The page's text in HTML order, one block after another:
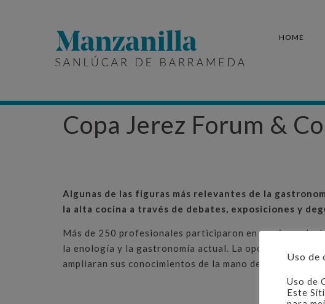
HOME
Copa Jerez Forum &
Algunas de las figuras más relevantes de la
la alta cocina a través de debates, exposiciones y
Más de 250 profesionales participaron en una jornada
la enología y la gastronomía actual. La oportunidad
ampliaran sus conocimientos de la mano de reputados
Uso de
Uso de
Este